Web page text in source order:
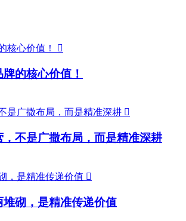

的核心价值！

不是广撒布局，而是精准深耕

砌，是精准传递价值